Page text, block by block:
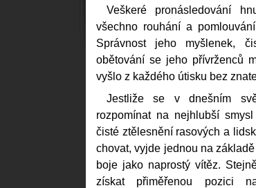
Veškeré pronásledování
všechno rouhání a
Správnost jeho myšlenek,
obětování se jeho přívrženců
vyšlo z každého útisku bez
Jestliže se v dnešním
rozpomínat na nejhlubší
čisté ztělesnění rasových a
chovat, vyjde jednou na
boje jako naprostý vítěz.
získat přiměřenou pozici